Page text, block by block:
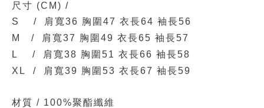
尺寸 (CM) /
S / 肩寬36 胸圍47 衣長64 袖長56
M / 肩寬37 胸圍49 衣長65 袖長57
L / 肩寬38 胸圍51 衣長66 袖長58
XL / 肩寬39 胸圍53 衣長67 袖長59
材質 / 100%聚酯纖維